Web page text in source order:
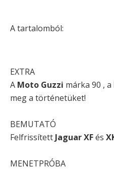
A tartalomból:
EXTRA
A Moto Guzzi márka 90 , a
meg a történetüket!
BEMUTATÓ
Felfrissített Jaguar XFés
MENETPRÓBA